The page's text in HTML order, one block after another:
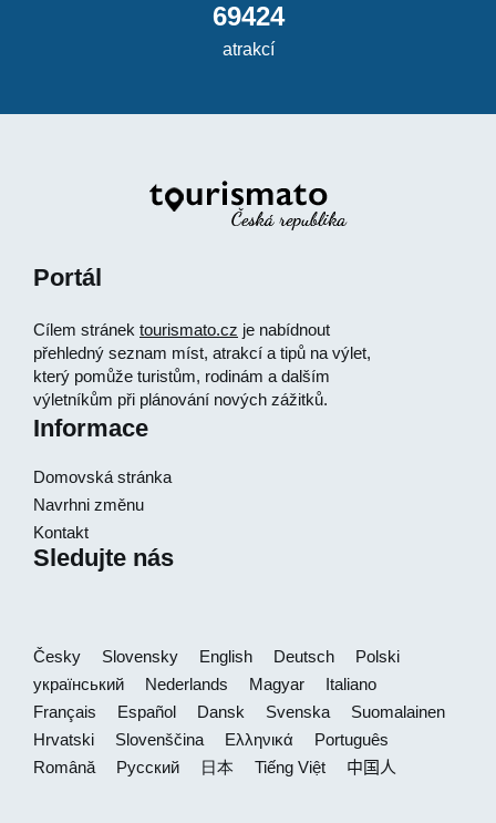
69424
atrakcí
Portál
Cílem stránek tourismato.cz je nabídnout
přehledný seznam míst, atrakcí a tipů na výlet,
který pomůže turistům, rodinám a dalším
výletníkům při plánování nových zážitků.
Informace
Domovská stránka
Navrhni změnu
Kontakt
Sledujte nás
Česky Slovensky English Deutsch
Polski
український
Nederlands Magyar
Italiano
Français
Español Dansk Svenska
Suomalainen
Hrvatski
Slovenščina Ελληνικά
Português
Română
Русский 日本 Tiếng Việt 中国人